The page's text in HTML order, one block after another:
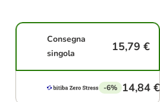
Consegna
singola
15,79 €
-6% 14,84 €